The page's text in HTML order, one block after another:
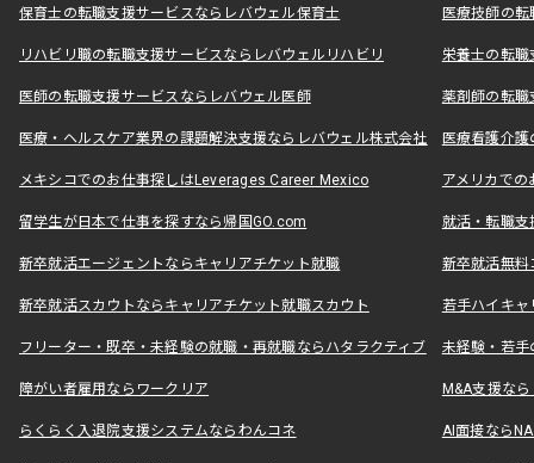
保育士の転職支援サービスならレバウェル保育士 医療技師の
リハビリ職の転職支援サービスならレバウェルリハビリ 栄養士の転
医師の転職支援サービスならレバウェル医師 薬剤師の転
医療・ヘルスケア業界の課題解決支援ならレバウェル株式会社 医療看護介
メキシコでのお仕事探しはLeverages Career Mexico アメリカで
留学生が日本で仕事を探すなら帰国GO.com 就活・転職
新卒就活エージェントならキャリアチケット就職 新卒就活無料
新卒就活スカウトならキャリアチケット就職スカウト 若手ハイキ
フリーター・既卒・未経験の就職・再就職ならハタラクティブ 未経験・若手
障がい者雇用ならワークリア M&A支援な
らくらく入退院支援システムならわんコネ AI面接なら